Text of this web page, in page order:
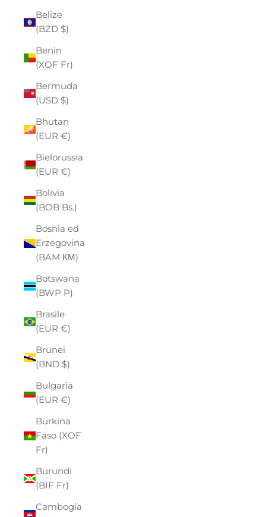
Belize
(BZD $)
Benin
(XOF Fr)
Bermuda
(USD $)
Bhutan
(EUR €)
Bielorussia
(EUR €)
Bolivia
(BOB Bs.)
Bosnia ed
Erzegovina
(BAM КМ)
Botswana
(BWP P)
Brasile
(EUR €)
Brunei
(BND $)
Bulgaria
(EUR €)
Burkina
Faso (XOF
Fr)
Burundi
(BIF Fr)
Cambogia